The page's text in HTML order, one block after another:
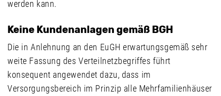
werden kann.
Keine Kundenanlagen gemäß BGH
Die in Anlehnung an den EuGH erwartungsgemäß sehr
weite Fassung des Verteilnetzbegriffes führt
konsequent angewendet dazu, dass im
Versorgungsbereich im Prinzip alle Mehrfamilienhäuser